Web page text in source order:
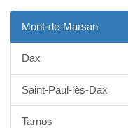
Mont-de-Marsan
Dax
Saint-Paul-lès-Dax
Tarnos